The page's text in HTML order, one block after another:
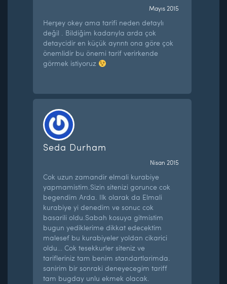
Mayıs 2015
Herşey okey ama tarifi neden detaylı
değil . Bildiğim kadarıyla arda çok
detaycidir en küçük ayrıntı ona göre çok
önemlidir bu önemi tarif verirkende
görmek istiyoruz
Seda Durham
Nisan 2015
Cok uzun zamandir elmali kurabiye
yapmamistim.Sizin sitenizi gorunce cok
begendim Arda. Ilk olarak da Elmali
kurabiye yi denedim ve sonuc cok
basarili oldu.Sabah kosuya gitmistim
bugun yediklerime dikkat edecektim
malesef bu kurabiyeler yoldan cikarici
oldu… Cok tesekkurler siteniz ve
tarifleriniz tam benim standartlarimda.
sanirim bir sonraki deneyecegim tariff
tam bugday unlu ekmek olacak.